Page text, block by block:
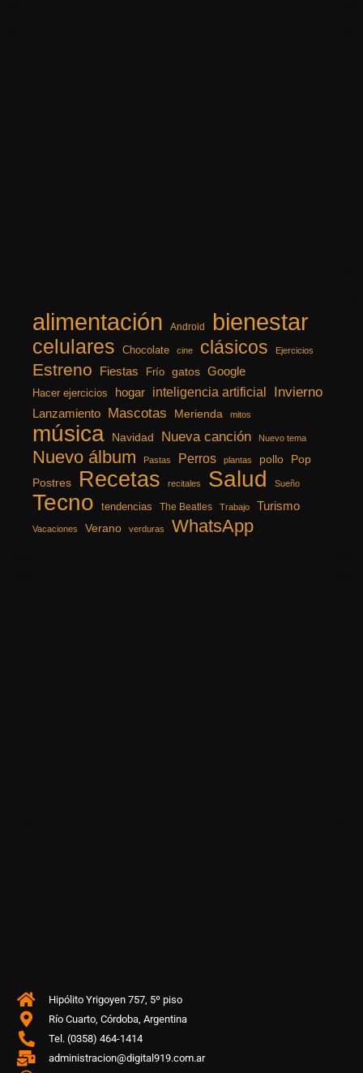
alimentación Android bienestar
celulares Chocolate cine clásicos Ejercicios
Estreno Fiestas Frío gatos Google
Hacer ejercicios hogar inteligencia artificial Invierno
Lanzamiento Mascotas Merienda mitos
música Navidad Nueva canción Nuevo tema
Nuevo álbum Pastas Perros plantas pollo
Pop
Postres
Recetas recitales Salud Sueño
Tecno tendencias The Beatles Trabajo Turismo
Vacaciones Verano verduras WhatsApp
Hipólito Yrigoyen 757, 5º piso
Río Cuarto, Córdoba, Argentina
Tel. (0358) 464-1414
administracion@digital919.com.ar